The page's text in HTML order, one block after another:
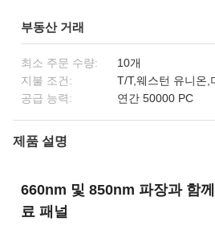
부동산 거래
최소 주문 수량:
10개
지불 조건:
T/T,웨스턴 유니온,
공급 능력:
연간 50000 PC
제품 설명
660nm 및 850nm 파장과 함
료 패널